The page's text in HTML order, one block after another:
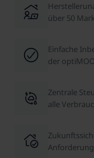
über 50
Einfache
der
Zentrale
alle